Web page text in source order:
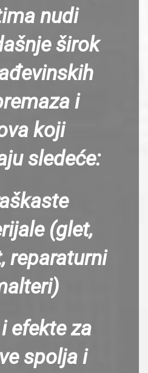
nudi
širok
i
koji
sledeće:
(glet,
reparaturni
efekte za
spolja i